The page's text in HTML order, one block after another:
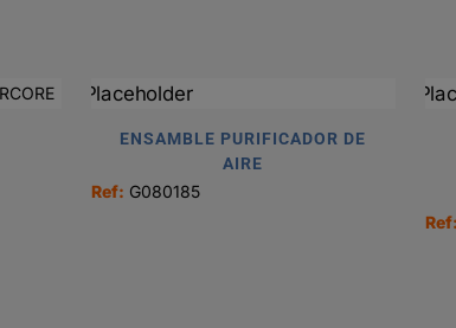
ENSAMBLE PURIFICADOR DE
AIRE
Ref: G080185
Ref: